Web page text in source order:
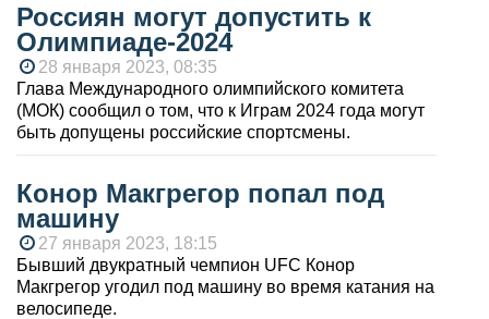
Россиян могут допустить к
Олимпиаде-2024
28 января 2023, 08:35
Глава Международного олимпийского комитета
(МОК) сообщил о том, что к Играм 2024 года могут
быть допущены российские спортсмены.
Конор Макгрегор попал под
машину
27 января 2023, 18:15
Бывший двукратный чемпион UFC Конор
Макгрегор угодил под машину во время катания на
велосипеде.